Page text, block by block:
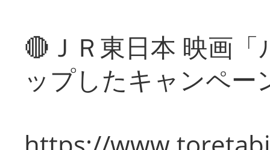
🔴ＪＲ東日本 映画
ップしたキャンペー